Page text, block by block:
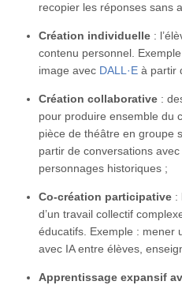
recopier les réponses sans
Création individuelle:
contenu personnel.
image avec DALL·Eà partir
Création collaborative:
pour produire ensemble du
pièce de théâtre en groupe
partir de conversations
personnages historiques ;
Co-création participative:
d’un travail collectif
éducatifs. Exemple : mener
avec IA entre élèves,
Apprentissage expansif